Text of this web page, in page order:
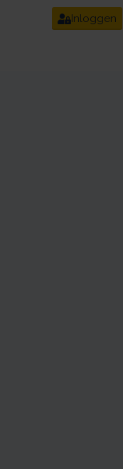
Inloggen